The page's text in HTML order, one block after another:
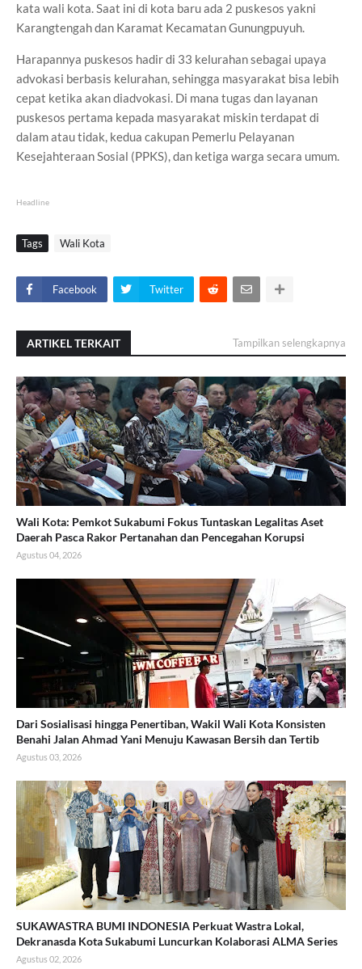
kata wali kota. Saat ini di kota baru ada 2 puskesos yakni
Karangtengah dan Karamat Kecamatan Gunungpuyuh.
Harapannya puskesos hadir di 33 kelurahan sebagai upaya
advokasi berbasis kelurahan, sehingga masyarakat bisa lebih
cepat ketika akan diadvokasi. Di mana tugas dan layanan
puskesos pertama kepada masyarakat miskin terdapat di
dalam atau tidak, kedua cakupan Pemerlu Pelayanan
Kesejahteraan Sosial (PPKS), dan ketiga warga secara umum.
Headline
Tags Wali Kota
Facebook Twitter
ARTIKEL TERKAIT Tampilkan selengkapnya
Wali Kota: Pemkot Sukabumi Fokus Tuntaskan Legalitas Aset
Daerah Pasca Rakor Pertanahan dan Pencegahan Korupsi
Agustus 04, 2026
Dari Sosialisasi hingga Penertiban, Wakil Wali Kota Konsisten
Benahi Jalan Ahmad Yani Menuju Kawasan Bersih dan Tertib
Agustus 03, 2026
SUKAWASTRA BUMI INDONESIA Perkuat Wastra Lokal,
Dekranasda Kota Sukabumi Luncurkan Kolaborasi ALMA Series
Agustus 02, 2026